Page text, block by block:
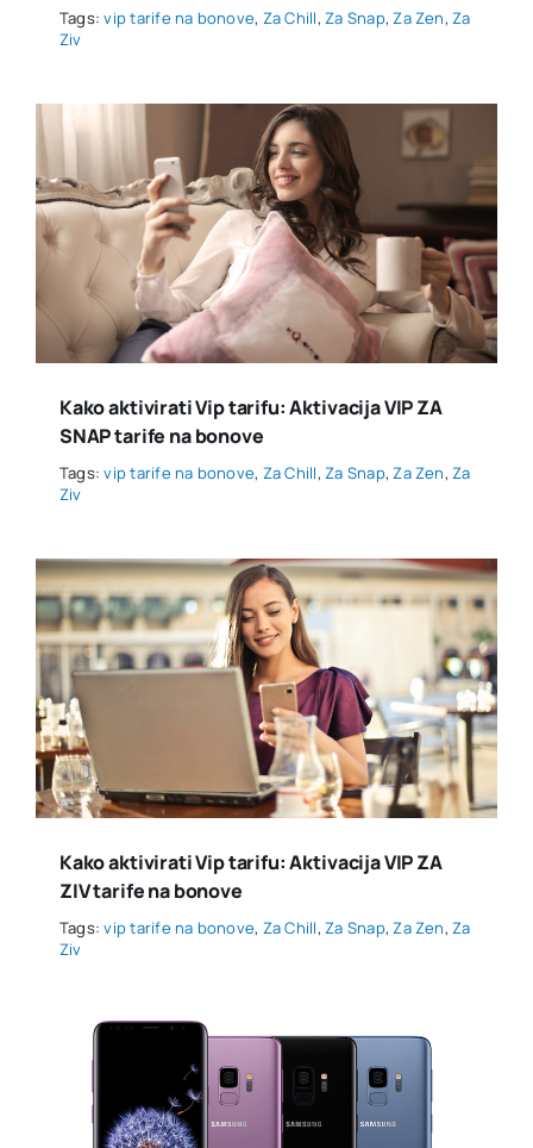
Tags:vip tarife na bonove, Za Chill,Za Snap,Za Zen,Za
Ziv
Kako aktivirati Vip tarifu: Aktivacija VIP ZA
SNAP tarife na bonove
Tags:vip tarife na bonove, Za Chill,Za Snap,Za Zen,Za
Ziv
Kako aktivirati Vip tarifu: Aktivacija VIP ZA
ZIV tarife na bonove
Tags:vip tarife na bonove, Za Chill,Za Snap,Za Zen,Za
Ziv